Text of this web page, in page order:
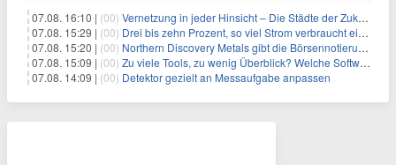
07.08. 16:10 | (00) Vernetzung in jeder Hinsicht – Die Städte der Zukunft sind grün-blau
07.08. 15:29 | (00) Drei bis zehn Prozent, so viel Strom verbraucht ein Aufzug im Gebäude
07.08. 15:20 | (00) Northern Discovery Metals gibt die Börsennotierung an der Frankfurter Wertpapierbörse bekannt
07.08. 15:09 | (00) Zu viele Tools, zu wenig Überblick? Welche Software IT-Dienstleister wirklich brauchen
07.08. 14:09 | (00) Detektor gezielt an Messaufgabe anpassen